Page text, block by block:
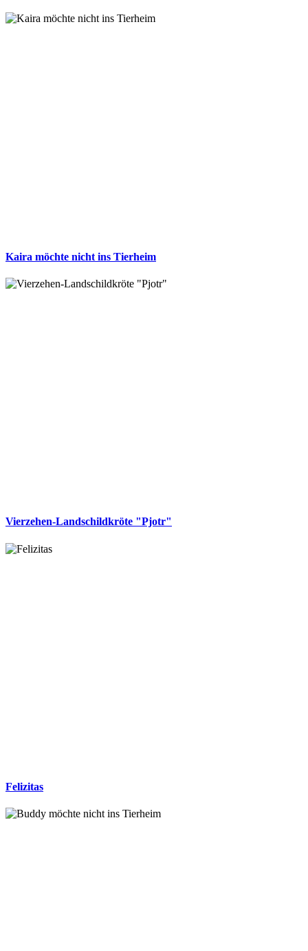
Kaira möchte nicht ins Tierheim
Vierzehen-Landschildkröte "Pjotr"
Felizitas